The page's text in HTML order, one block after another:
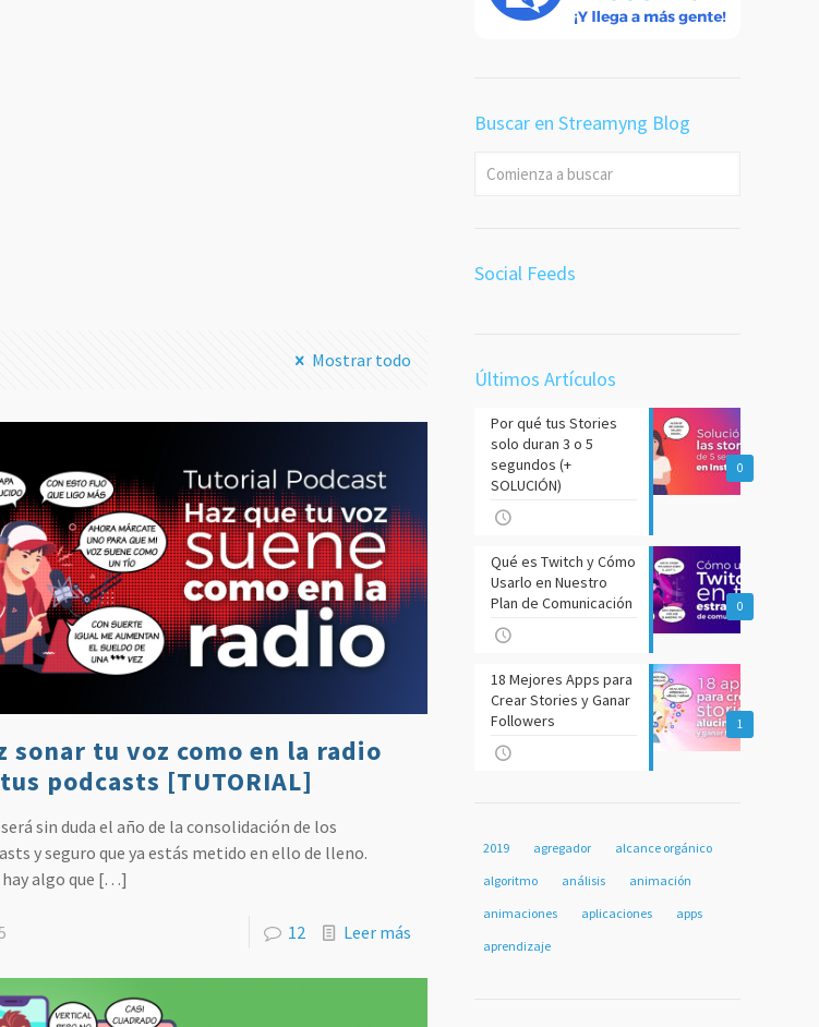
Mostrar todo
sonar tu voz como en la radio
podcasts [TUTORIAL]
sin duda el año de la consolidación de los
y seguro que ya estás metido en ello de lleno.
algo que […]
12 Leer más
Buscar en Streamyng Blog
Social Feeds
Últimos Artículos
0
Por qué tus Stories
solo duran 3 o 5
segundos (+
SOLUCIÓN)
0
Qué es Twitch y Cómo
Usarlo en Nuestro
Plan de Comunicación
1
18 Mejores Apps para
Crear Stories y Ganar
Followers
2019 agregador
alcance orgánico
algoritmo
análisis
animación
animaciones
aplicaciones
apps
aprendizaje